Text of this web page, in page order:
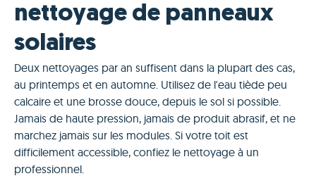
nettoyage de panneaux
solaires
Deux nettoyages par an suffisent dans la plupart des cas,
au printemps et en automne. Utilisez de l'eau tiède peu
calcaire et une brosse douce, depuis le sol si possible.
Jamais de haute pression, jamais de produit abrasif, et ne
marchez jamais sur les modules. Si votre toit est
difficilement accessible, confiez le nettoyage à un
professionnel.